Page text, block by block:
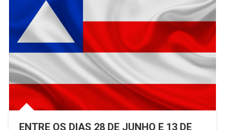
ENTRE OS DIAS 28 DE JUNHO E 13 DE